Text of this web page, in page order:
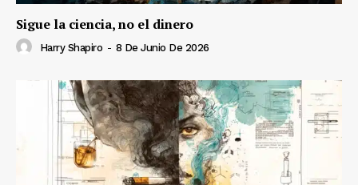
Sigue la ciencia, no el dinero
Harry Shapiro - 8 De Junio De 2026